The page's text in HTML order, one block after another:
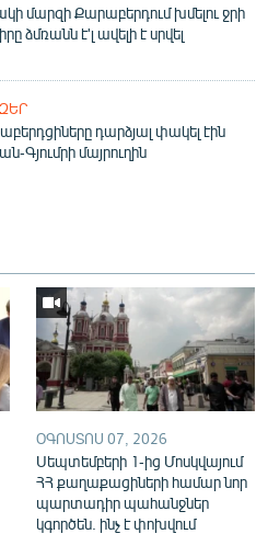
մարզի Քարաբերդում խմելու ջրի
ձմռանն է'լ ավելի է սրվել
դարձյալ փակել էին
Գյումրի մայրուղին
ՕԳՈՍՏՈՍ 07, 2026
Սեպտեմբերի 1-ից Մոսկվայում
ՀՀ քաղաքացիների համար նոր
պարտադիր պահանջներ
կգործեն. ինչ է փոխվում